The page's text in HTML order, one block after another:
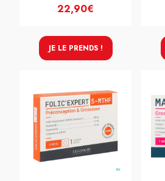
22,90€
JE LE PRENDS !